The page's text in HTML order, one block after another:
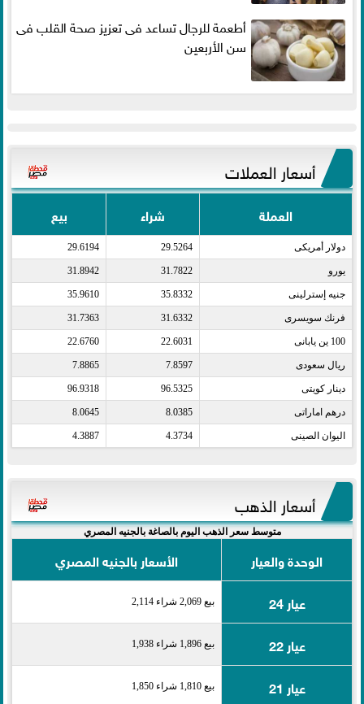
أطعمة للرجال تساعد فى تعزيز صحة القلب فى
سن الأربعين
أسعار العملات
العملة شراء بيع
دولار أمريكى​ 29.5264
29.6194
يورو​ 31.7822
31.8942
جنيه إسترلينى​ 35.8332
35.9610
فرنك سويسرى​ 31.6332
31.7363
100 ين يابانى​ 22.6031
22.6760
ريال سعودى​ 7.8597
7.8865
دينار كويتى​ 96.5325
96.9318
درهم اماراتى​ 8.0385
8.0645
اليوان الصينى​ 4.3734
4.3887
أسعار الذهب
متوسط سعر الذهب اليوم بالصاغة بالجنيه المصري
الوحدة والعيار
الأسعار بالجنيه المصري
عيار 24
بيع 2,069 شراء 2,114
عيار 22 بيع 1,896 شراء 1,938
عيار 21 بيع 1,810 شراء 1,850